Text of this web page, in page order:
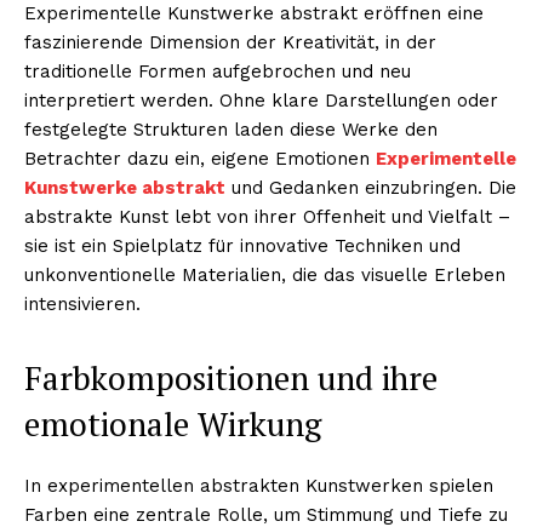
Experimentelle Kunstwerke abstrakt eröffnen eine
faszinierende Dimension der Kreativität, in der
traditionelle Formen aufgebrochen und neu
interpretiert werden. Ohne klare Darstellungen oder
festgelegte Strukturen laden diese Werke den
Betrachter dazu ein, eigene Emotionen Experimentelle
Kunstwerke abstrakt und Gedanken einzubringen. Die
abstrakte Kunst lebt von ihrer Offenheit und Vielfalt –
sie ist ein Spielplatz für innovative Techniken und
unkonventionelle Materialien, die das visuelle Erleben
intensivieren.
Farbkompositionen und ihre
emotionale Wirkung
In experimentellen abstrakten Kunstwerken spielen
Farben eine zentrale Rolle, um Stimmung und Tiefe zu